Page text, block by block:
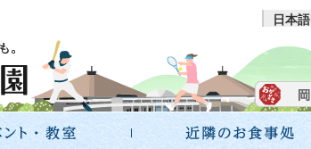
日本語